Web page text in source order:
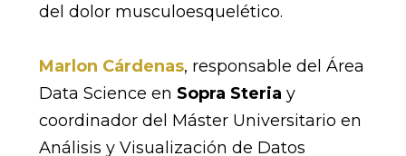
del dolor musculoesquelético.
Marlon Cárdenas, responsable del Área
Data Science en Sopra Steria y
coordinador del Máster Universitario en
Análisis y Visualización de Datos